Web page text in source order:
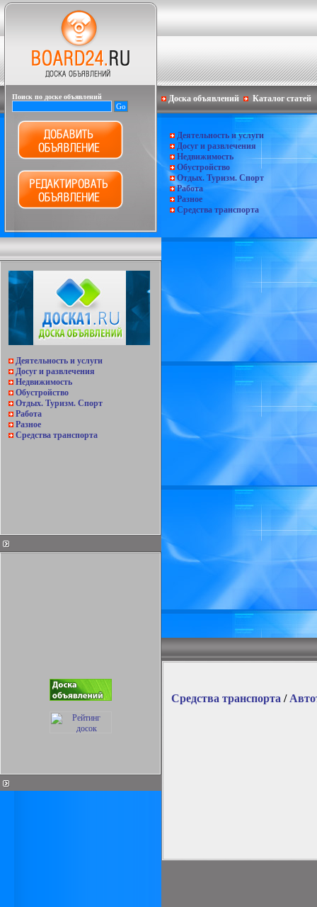
Поиск по доске объявлений
Деятельность и услуги
Досуг и развлечения
Недвижимость
Обустройство
Отдых. Туризм. Спорт
Работа
Разное
Средства транспорта
Доска объявлений Каталог статей
Деятельность и услуги
Досуг и развлечения
Недвижимость
Обустройство
Отдых. Туризм. Спорт
Работа
Разное
Средства транспорта
Средства транспорта /